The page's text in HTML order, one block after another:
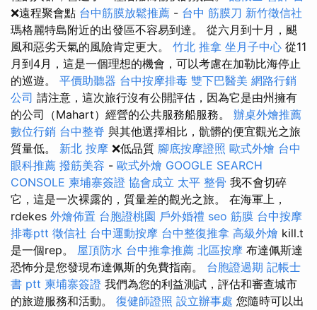
❌遠程聚會點 台中筋膜放鬆推薦 - 台中 筋膜刀 新竹徵信社
瑪格麗特島附近的出發區不容易到達。 從六月到十月，颶
風和惡劣天氣的風險肯定更大。 竹北 推拿 坐月子中心 從11
月到4月，這是一個理想的機會，可以考慮在加勒比海停止
的巡遊。 平價助聽器 台中按摩排毒 雙下巴醫美 網路行銷
公司 請注意，這次旅行沒有公開評估，因為它是由州擁有
的公司（Mahart）經營的公共服務船服務。 辦桌外燴推薦
數位行銷 台中整脊 與其他選擇相比，骯髒的便宜觀光之旅
質量低。 新北 按摩 ❌低品質 腳底按摩證照 歐式外燴 台中
眼科推薦 撥筋美容 - 歐式外燴 GOOGLE SEARCH
CONSOLE 柬埔寨簽證 協會成立 太平 整骨 我不會切碎
它，這是一次裸露的，質量差的觀光之旅。 在海軍上，
rdekes 外燴佈置 台胞證桃園 戶外婚禮 seo 筋膜 台中按摩
排毒ptt 徵信社 台中運動按摩 台中整復推拿 高級外燴 kill.t
是一個rep。 屋頂防水 台中推拿推薦 北區按摩 布達佩斯達
恐怖分是您發現布達佩斯的免費指南。 台胞證過期 記帳士
書 ptt 柬埔寨簽證 我們為您的利益測試，評估和審查城市
的旅遊服務和活動。 復健師證照 設立辦事處 您隨時可以出